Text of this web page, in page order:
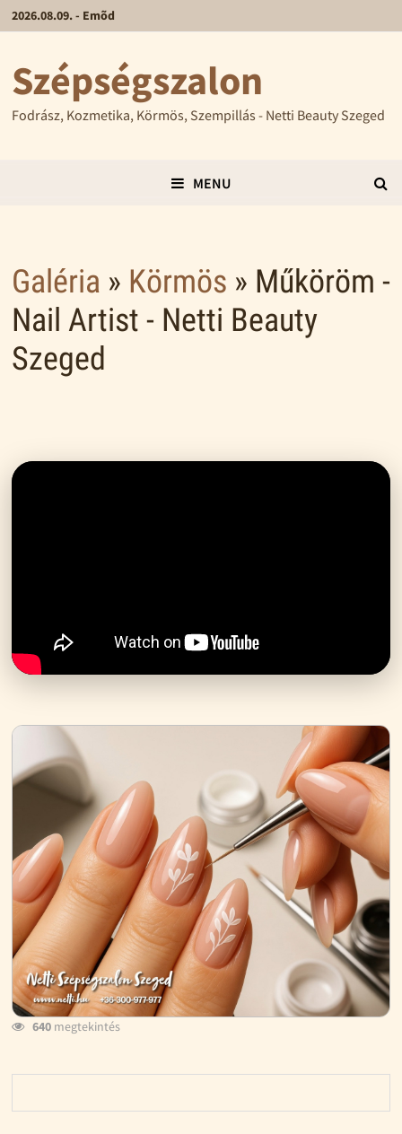
2026.08.09. - Emõd
Szépségszalon
Fodrász, Kozmetika, Körmös, Szempillás - Netti Beauty Szeged
MENU
Galéria » Körmös » Műköröm -
Nail Artist - Netti Beauty
Szeged
640megtekintés